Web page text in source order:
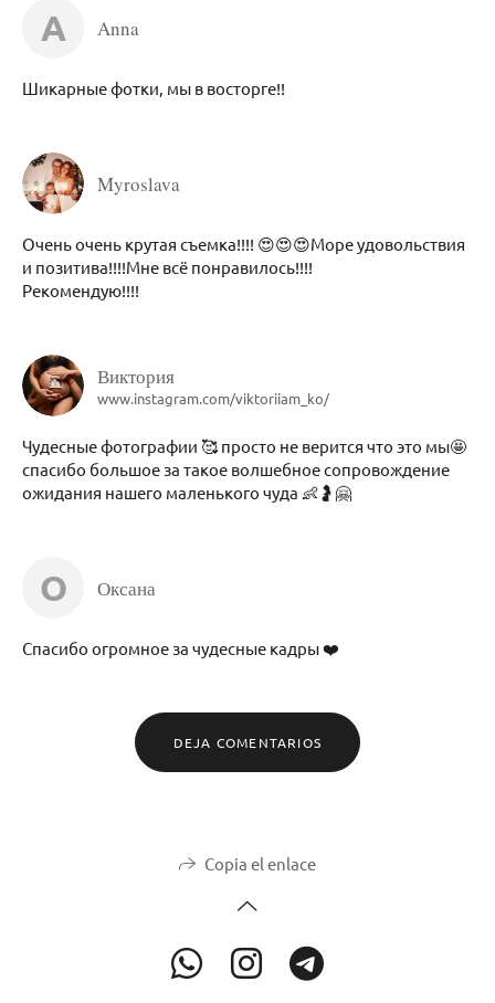
A Anna
Шикарные фотки, мы в восторге!!
Myroslava
Очень очень крутая съемка!!!! 😍😍😍Море удовольствия
и позитива!!!!Мне всё понравилось!!!!
Рекомендую!!!!
Виктория
www.instagram.com/viktoriiam_ko/
Чудесные фотографии 🥰 просто не верится что это мы🤩
спасибо большое за такое волшебное сопровождение
ожидания нашего маленького чуда 👶🤰🤗
О Оксана
Спасибо огромное за чудесные кадры ❤️
DEJA COMENTARIOS
Copia el enlace